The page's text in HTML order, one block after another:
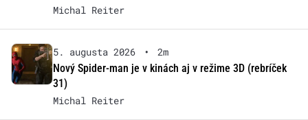
Michal Reiter
5. augusta 2026 •
2m
Nový Spider-man je v kinách aj v režime 3D (rebríček
31)
Michal Reiter